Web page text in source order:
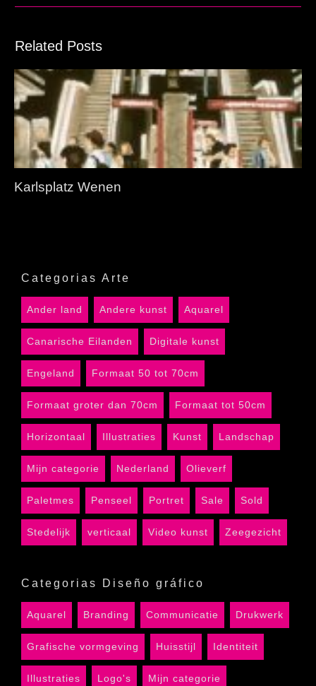
Related Posts
Karlsplatz Wenen
Categorias Arte
Ander land Andere kunst Aquarel
Canarische Eilanden Digitale kunst
Engeland Formaat 50 tot 70cm
Formaat groter dan 70cm Formaat tot 50cm
Horizontaal Illustraties Kunst Landschap
Mijn categorie Nederland Olieverf
Paletmes Penseel Portret Sale Sold
Stedelijk verticaal Video kunst Zeegezicht
Categorias Diseño gráfico
Aquarel Branding Communicatie Drukwerk
Grafische vormgeving Huisstijl Identiteit
Illustraties Logo's Mijn categorie